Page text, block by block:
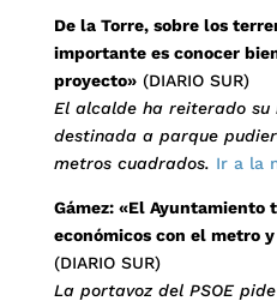
De la Torre, sobre los
importante es conocer
proyecto»(DIARIO SUR)
El alcalde ha reiterado su
destinada a parque
metros cuadrados. Ir a la
Gámez: «El Ayuntamiento
económicos con el metro
(DIARIO SUR)
La portavoz del PSOE